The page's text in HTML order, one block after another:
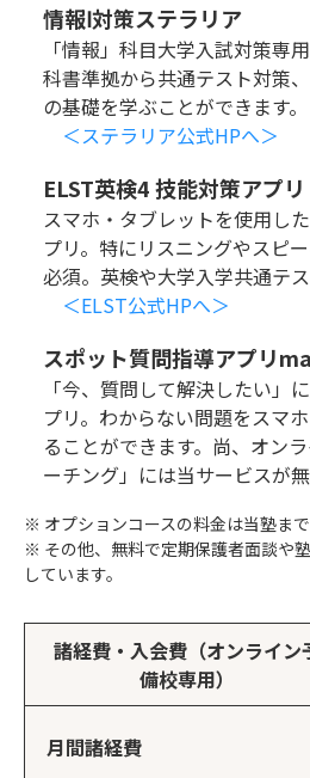
情報Ⅰ対策ステラリア
「情報」科目大学入試対策専
科書準拠から共通テスト対策
の基礎を学ぶことができます。
＜ステラリア公式HPへ＞
ELST英検4 技能対策アプリ
スマホ・タブレットを使用し
プリ。特にリスニングやスピ
必須。英検や大学入学共通テス
＜ELST公式HPへ＞
スポット質問指導アプリ
「今、質問して解決したい」
プリ。わからない問題をスマ
ることができます。尚、オン
ーチング」には当サービスが無
※ オプションコースの料金は当塾ま
※ その他、無料で定期保護者面談や
しています。
諸経費・入会費（オンライン
備校専用）
月間諸経費